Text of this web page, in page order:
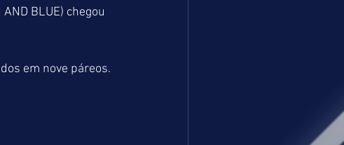
BLUE) chegou
em nove páreos.